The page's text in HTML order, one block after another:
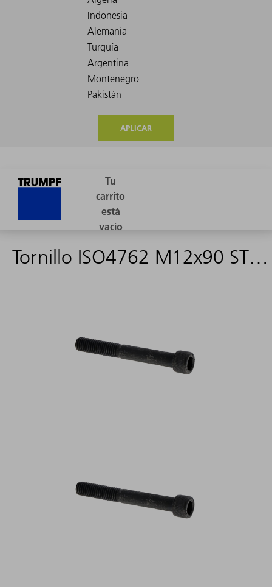
APLICAR
Tornillo ISO4762 M12x90 ST 12.9